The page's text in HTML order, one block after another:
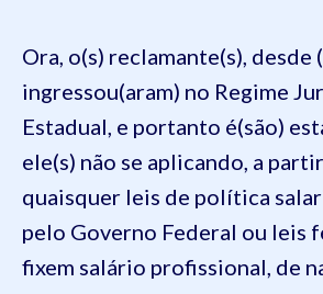
Ora, o(s) reclamante(s), desde
ingressou(aram) no Regime
Estadual, e portanto é(são)
ele(s) não se aplicando, a
quaisquer leis de política
pelo Governo Federal ou leis
fixem salário profissional, de